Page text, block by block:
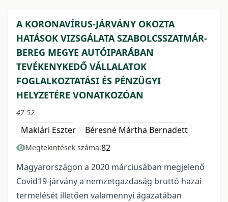
A KORONAVÍRUS-JÁRVÁNY OKOZTA
HATÁSOK VIZSGÁLATA SZABOLCSSZATMÁR-
BEREG MEGYE AUTÓIPARÁBAN
TEVÉKENYKEDŐ VÁLLALATOK
FOGLALKOZTATÁSI ÉS PÉNZÜGYI
HELYZETÉRE VONATKOZÓAN
47-52
Maklári Eszter Béresné Mártha Bernadett
Megtekintések száma:82
Magyarországon a 2020 márciusában megjelenő
Covid19-járvány a nemzetgazdaság bruttó hazai
termelését illetően valamennyi ágazatában